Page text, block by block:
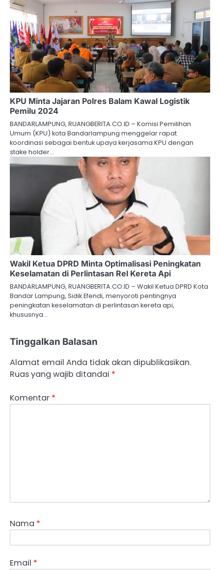
KPU Minta Jajaran Polres Balam Kawal Logistik
Pemilu 2024
BANDARLAMPUNG, RUANGBERITA.CO.ID – Komisi Pemilihan
Umum (KPU) kota Bandarlampung menggelar rapat
koordinasi sebagai bentuk upaya kerjasama KPU dengan
stake holder…
Wakil Ketua DPRD Minta Optimalisasi Peningkatan
Keselamatan di Perlintasan Rel Kereta Api
BANDARLAMPUNG, RUANGBERITA.CO.ID – Wakil Ketua DPRD Kota
Bandar Lampung, Sidik Efendi, menyoroti pentingnya
peningkatan keselamatan di perlintasan kereta api,
khususnya…
Tinggalkan Balasan
Alamat email Anda tidak akan dipublikasikan.
Ruas yang wajib ditandai *
Komentar *
Nama *
Email *